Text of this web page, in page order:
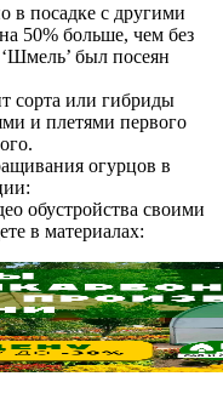
в посадке с другими
50% больше, чем без
был посеян
сорта или гибриды
и плетями первого
огурцов в
обустройства своими
в материалах: